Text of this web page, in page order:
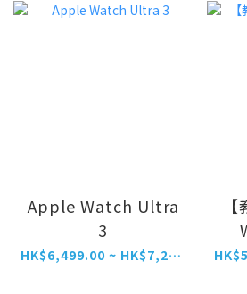
Apple Watch Ultra
3
HK$6,499.00 ~ HK$7,299.00